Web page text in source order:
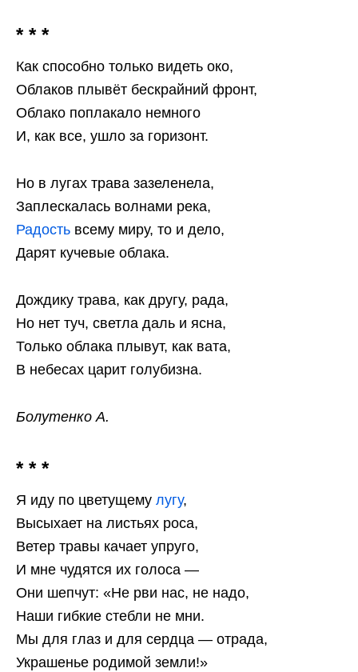
* * *
Как способно только видеть око,
Облаков плывёт бескрайний фронт,
Облако поплакало немного
И, как все, ушло за горизонт.
Но в лугах трава зазеленела,
Заплескалась волнами река,
Радость всему миру, то и дело,
Дарят кучевые облака.
Дождику трава, как другу, рада,
Но нет туч, светла даль и ясна,
Только облака плывут, как вата,
В небесах царит голубизна.
Болутенко А.
* * *
Я иду по цветущему лугу,
Высыхает на листьях роса,
Ветер травы качает упруго,
И мне чудятся их голоса —
Они шепчут: «Не рви нас, не надо,
Наши гибкие стебли не мни.
Мы для глаз и для сердца — отрада,
Украшенье родимой земли!»